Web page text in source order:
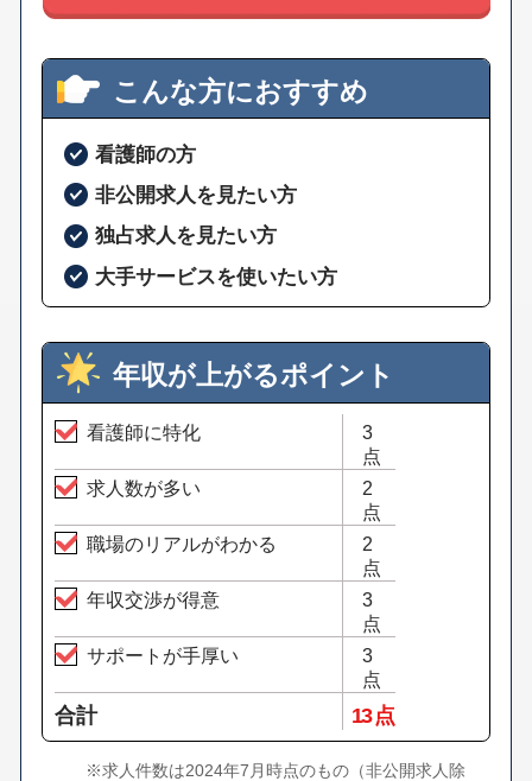
こんな方におすすめ
看護師の方
非公開求人を見たい方
独占求人を見たい方
大手サービスを使いたい方
年収が上がるポイント
看護師に特化
3
点
求人数が多い
2
点
職場のリアルがわかる
2
点
年収交渉が得意
3
点
サポートが手厚い
3
点
合計 13 点
※求人件数は2024年7月時点のもの（非公開求人除